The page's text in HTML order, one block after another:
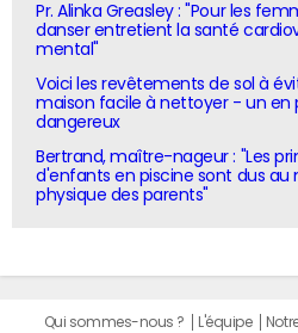
Pr. Alinka Greasley : "Pour les
danser entretient la santé
mental"
Voici les revêtements de sol à
maison facile à nettoyer - un en
dangereux
Bertrand, maître-nageur : "Les
d'enfants en piscine sont dus
physique des parents"
Qui sommes-nous ? L'équipe